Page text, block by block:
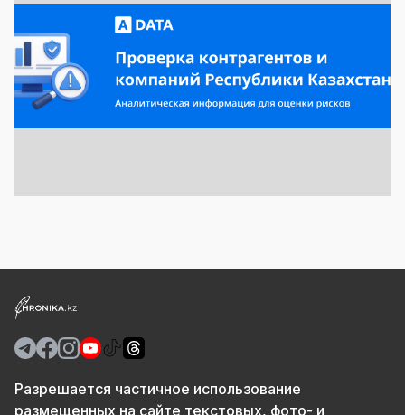
Разрешается частичное использование
размещенных на сайте текстовых, фото- и